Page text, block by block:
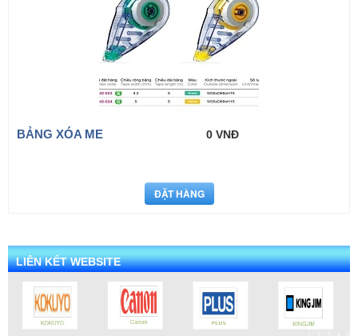
BẢNG XÓA ME 0 VNĐ
LIÊN KẾT WEBSITE